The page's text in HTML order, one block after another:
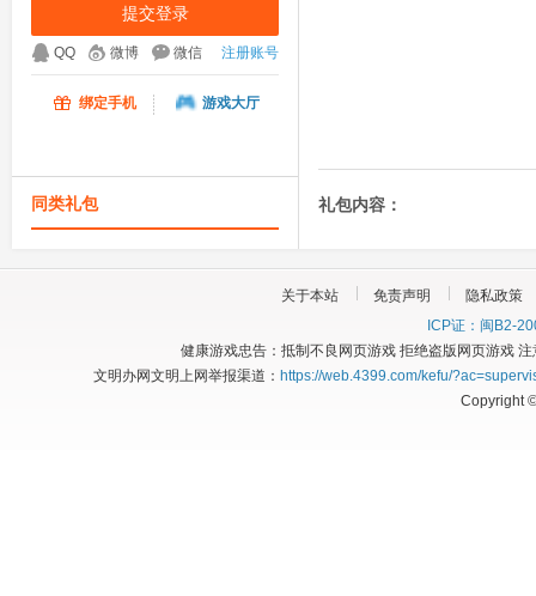
QQ 微博 微信 注册账号
绑定手机 游戏大厅
同类礼包 礼包内容：
关于本站 免责声明
隐私政策
ICP证：闽B2-
健康游戏忠告：抵制不良网页游戏 拒绝盗版网页游戏
文明办网文明上网举报渠道： https://web.4399.com/kefu/
Copyright